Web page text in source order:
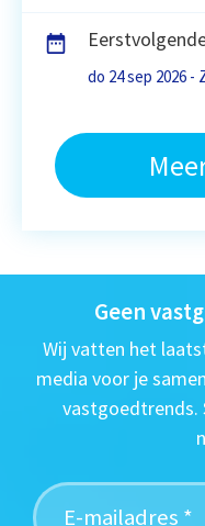
do 24 sep 2026
Geen
Wij vatten het
media voor je
vastgoedtrends.